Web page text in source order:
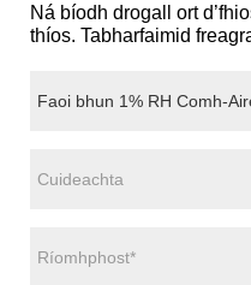
Ná bíodh drogall ort
thíos. Tabharfaimid